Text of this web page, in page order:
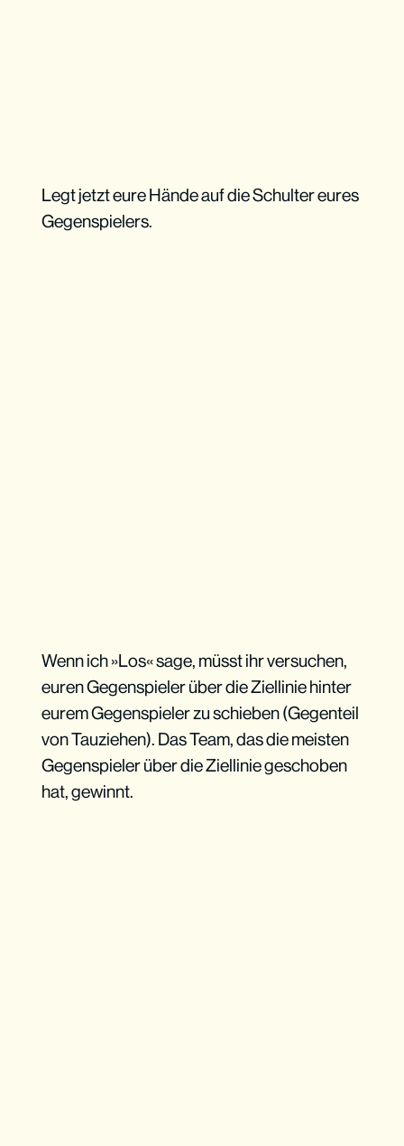
Legt jetzt eure Hände auf die Schulter eures
Gegenspielers.
Wenn ich »Los« sage, müsst ihr versuchen,
euren Gegenspieler über die Ziellinie hinter
eurem Gegenspieler zu schieben (Gegenteil
von Tauziehen). Das Team, das die meisten
Gegenspieler über die Ziellinie geschoben
hat, gewinnt.